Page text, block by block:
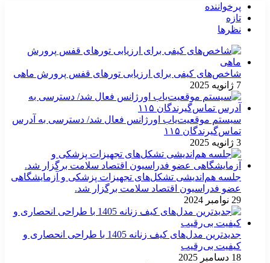
پرخواننده
تازه
نظرها
شاخص‌های کیفی برای ارزیابی تورهای قفس پرورش ماهی
7 ژانویه 2025
سیستم موقعیت‌یاب اورژانس فعال شد/ دسترسی به آدرس
تماس‌گیرندگان ۱۱۵
3 ژانویه 2025
جلسه هم‌اندیشی تشکل‌های تجهیزات پزشکی و آزمایشگاهی
عضو فدراسیون اقتصاد سلامت برگزار شد.
29 نوامبر 2024
جدیدترین مدل‌های کیف زنانه 1405 با طراحی انحصاری و
کیفیت بی‌رقیب
18 دسامبر 2025